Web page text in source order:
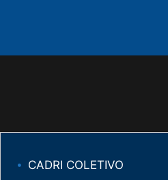
CADRI COLETIVO